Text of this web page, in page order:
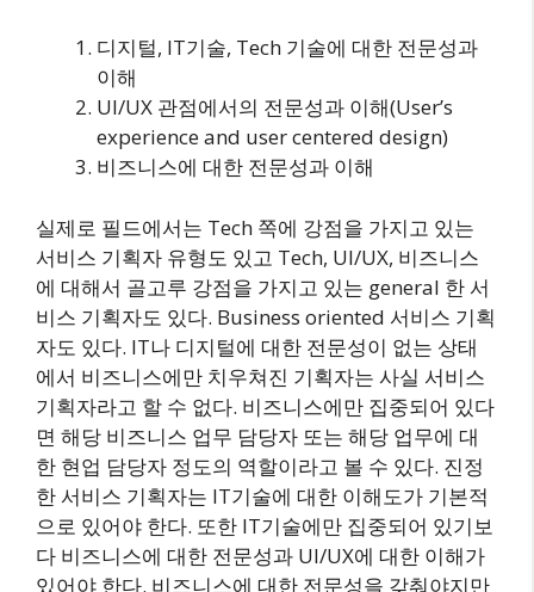
디지털, IT기술, Tech 기술에 대한 전문성과
이해
UI/UX 관점에서의 전문성과 이해(User’s
experience and user centered design)
비즈니스에 대한 전문성과 이해
실제로 필드에서는 Tech 쪽에 강점을 가지고 있는
서비스 기획자 유형도 있고 Tech, UI/UX, 비즈니스
에 대해서 골고루 강점을 가지고 있는 general 한 서
비스 기획자도 있다. Business oriented 서비스 기획
자도 있다. IT나 디지털에 대한 전문성이 없는 상태
에서 비즈니스에만 치우쳐진 기획자는 사실 서비스
기획자라고 할 수 없다. 비즈니스에만 집중되어 있다
면 해당 비즈니스 업무 담당자 또는 해당 업무에 대
한 현업 담당자 정도의 역할이라고 볼 수 있다. 진정
한 서비스 기획자는 IT기술에 대한 이해도가 기본적
으로 있어야 한다. 또한 IT기술에만 집중되어 있기보
다 비즈니스에 대한 전문성과 UI/UX에 대한 이해가
있어야 한다. 비즈니스에 대한 전문성을 갖춰야지만